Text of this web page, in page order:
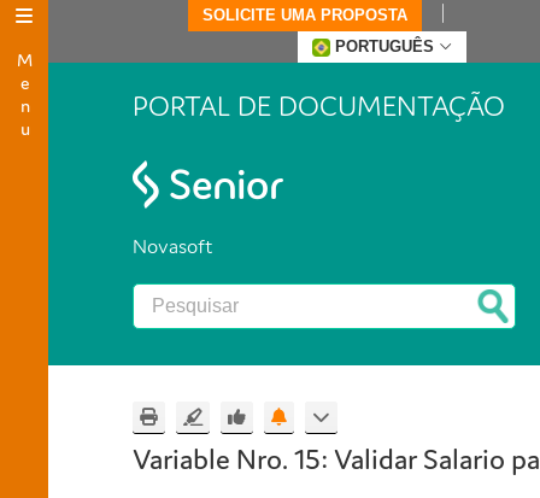
Menu
SOLICITE UMA PROPOSTA
PORTUGUÊS
PORTAL DE DOCUMENTAÇÃO
Novasoft
Variable Nro. 15: Validar Salario